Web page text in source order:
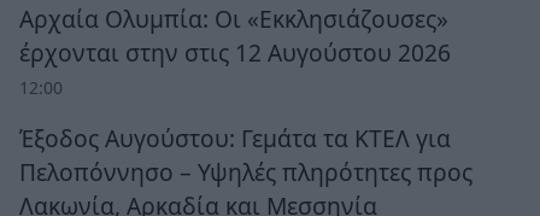
Αρχαία Ολυμπία: Οι «Εκκλησιάζουσες»
έρχονται στην στις 12 Αυγούστου 2026
12:00
Έξοδος Αυγούστου: Γεμάτα τα ΚΤΕΛ για
Πελοπόννησο – Υψηλές πληρότητες προς
Λακωνία, Αρκαδία και Μεσσηνία